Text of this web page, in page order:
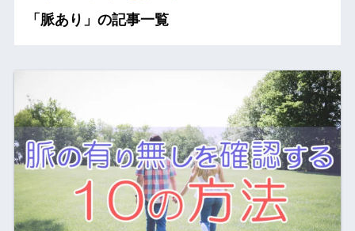
「脈あり」の記事一覧